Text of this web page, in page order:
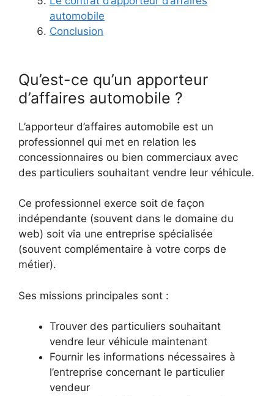
automobile
Conclusion
Qu’est-ce qu’un apporteur
d’affaires automobile ?
L’apporteur d’affaires automobile est un
professionnel qui met en relation les
concessionnaires ou bien commerciaux avec
des particuliers souhaitant vendre leur véhicule.
Ce professionnel exerce soit de façon
indépendante (souvent dans le domaine du
web) soit via une entreprise spécialisée
(souvent complémentaire à votre corps de
métier).
Ses missions principales sont :
Trouver des particuliers souhaitant
vendre leur véhicule maintenant
Fournir les informations nécessaires à
l’entreprise concernant le particulier
vendeur